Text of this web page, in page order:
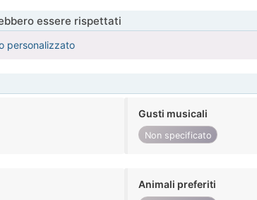
essere rispettati
personalizzato
Gusti musicali
Non specificato
Animali preferiti